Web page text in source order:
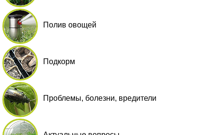
Полив овощей
Подкорм
Проблемы, болезни, вредители